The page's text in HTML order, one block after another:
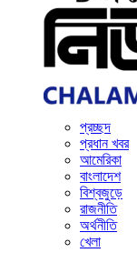
প্রচ্ছদ
প্রধান খবর
আমেরিকা
বাংলাদেশ
বিশ্বজুড়ে
রাজনীতি
অর্থনীতি
খেলা